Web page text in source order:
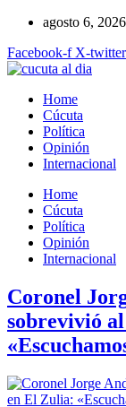
contenido
agosto 6, 2026
Facebook-f X-twitter
Home
Cúcuta
Política
Opinión
Internacional
Home
Cúcuta
Política
Opinión
Internacional
Coronel
sobrevivió